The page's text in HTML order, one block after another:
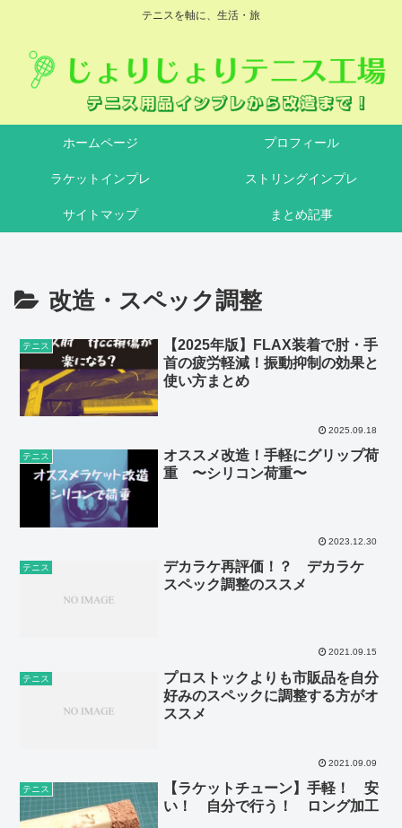
テニスを軸に、生活・旅
ホームページ プロフィール
ラケットインプレ ストリングインプレ
サイトマップ まとめ記事
改造・スペック調整
テニス
【2025年版】FLAX装着で肘・手
首の疲労軽減！振動抑制の効果と
使い方まとめ
2025.09.18
テニス
オススメ改造！手軽にグリップ荷
重 〜シリコン荷重〜
2023.12.30
テニス
デカラケ再評価！？ デカラケ
スペック調整のススメ
2021.09.15
テニス
プロストックよりも市販品を自分
好みのスペックに調整する方がオ
ススメ
2021.09.09
テニス
【ラケットチューン】手軽！ 安
い！ 自分で行う！ ロング加工